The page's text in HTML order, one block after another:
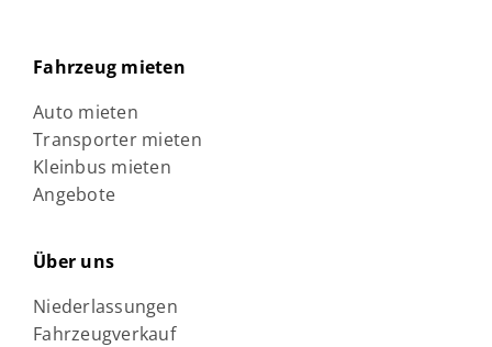
Fahrzeug mieten
Auto mieten
Transporter mieten
Kleinbus mieten
Angebote
Über uns
Niederlassungen
Fahrzeugverkauf